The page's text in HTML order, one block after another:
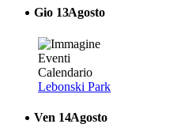
Gio 13Agosto
Lebonski Park
Ven 14Agosto